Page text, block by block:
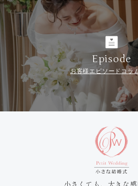
Episode
お客様エピソードコラ